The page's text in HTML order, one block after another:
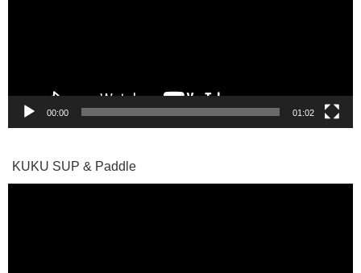
00:00 01:02
KUKU SUP & Paddle